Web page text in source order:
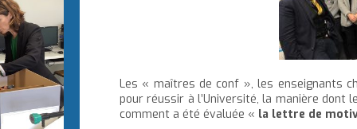
Les « maîtres de conf », les enseignants
pour réussir à l’Université, la manière dont
comment a été évaluée « la lettre de